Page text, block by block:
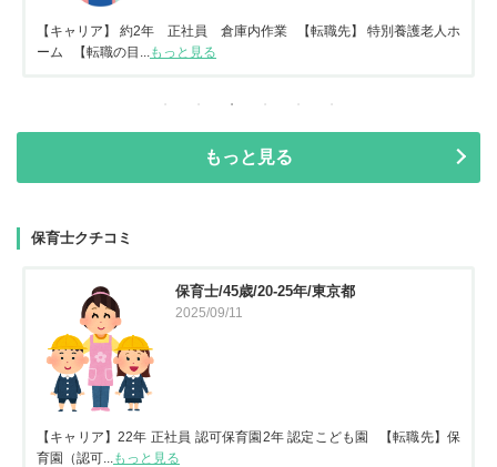
【キャリア】 約2年 正社員 倉庫内作業 【転職先】 特別養護老人ホ
ーム 【転職の目...
もっと見る
もっと見る
保育士クチコミ
保育士/45歳/20-25年/東京都
2025/09/11
【キャリア】22年 正社員 認可保育園2年 認定こども園 【転職先】保
育園（認可...
もっと見る